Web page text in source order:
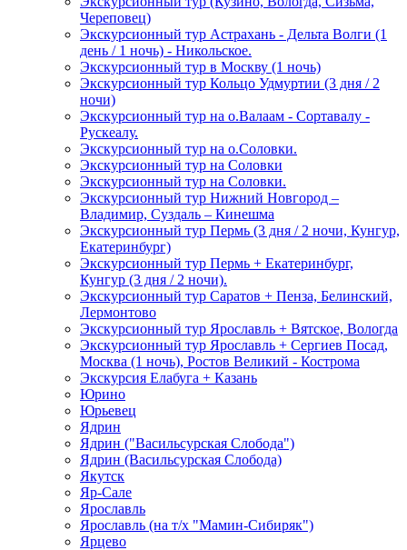
Череповец)
Экскурсионный тур Астрахань - Дельта Волги (1
день / 1 ночь) - Никольское.
Экскурсионный тур в Москву (1 ночь)
Экскурсионный тур Кольцо Удмуртии (3 дня / 2
ночи)
Экскурсионный тур на о.Валаам - Сортавалу -
Рускеалу.
Экскурсионный тур на о.Соловки.
Экскурсионный тур на Соловки
Экскурсионный тур на Соловки.
Экскурсионный тур Нижний Новгород –
Владимир, Суздаль – Кинешма
Экскурсионный тур Пермь (3 дня / 2 ночи, Кунгур,
Екатеринбург)
Экскурсионный тур Пермь + Екатеринбург,
Кунгур (3 дня / 2 ночи).
Экскурсионный тур Саратов + Пенза, Белинский,
Лермонтово
Экскурсионный тур Ярославль + Вятское, Вологда
Экскурсионный тур Ярославль + Сергиев Посад,
Москва (1 ночь), Ростов Великий - Кострома
Экскурсия Елабуга + Казань
Юрино
Юрьевец
Ядрин
Ядрин ("Васильсурская Слобода")
Ядрин (Васильсурская Слобода)
Якутск
Яр-Сале
Ярославль
Ярославль (на т/х "Мамин-Сибиряк")
Ярцево